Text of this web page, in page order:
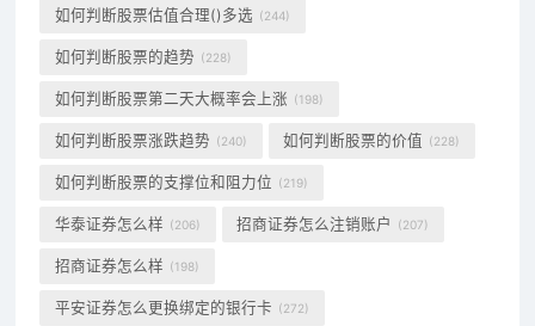
如何判断股票估值合理()多选 (244)
如何判断股票的趋势 (228)
如何判断股票第二天大概率会上涨 (198)
如何判断股票涨跌趋势 (240) 如何判断股票的价值 (228)
如何判断股票的支撑位和阻力位 (219)
华泰证券怎么样 (206) 招商证券怎么注销账户 (207)
招商证券怎么样 (198)
平安证券怎么更换绑定的银行卡 (272)